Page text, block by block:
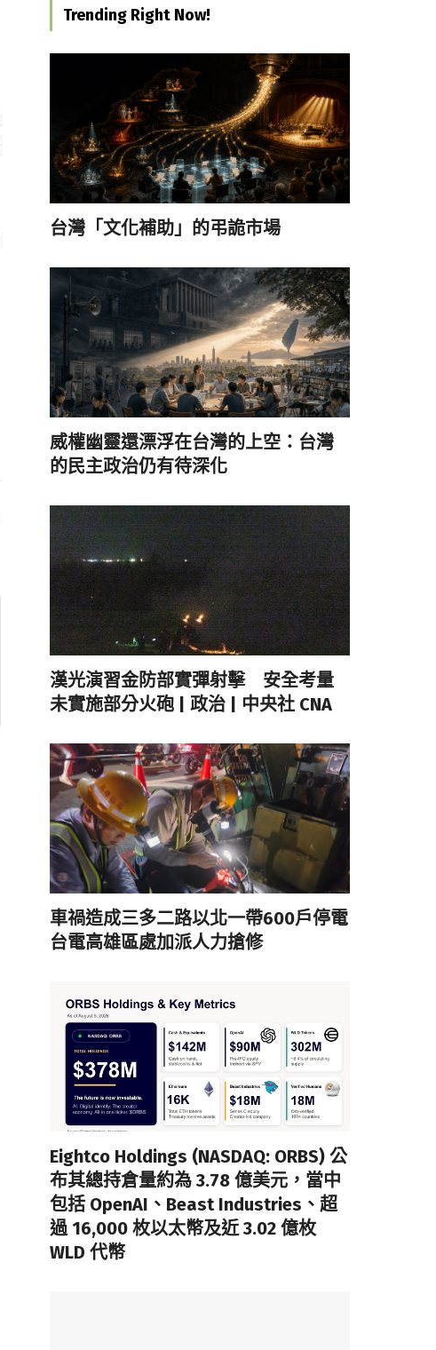
Trending Right Now!
台灣「文化補助」的弔詭市場
威權幽靈還漂浮在台灣的上空：台灣
的民主政治仍有待深化
漢光演習金防部實彈射擊 安全考量
未實施部分火砲 | 政治 | 中央社 CNA
車禍造成三多二路以北一帶600戶停電
台電高雄區處加派人力搶修
Eightco Holdings (NASDAQ: ORBS) 公
布其總持倉量約為 3.78 億美元，當中
包括 OpenAI、Beast Industries、超
過 16,000 枚以太幣及近 3.02 億枚
WLD 代幣